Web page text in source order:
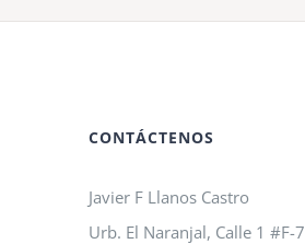
CONTÁCTENOS
Javier F Llanos Castro
Urb. El Naranjal, Calle 1 #F-7